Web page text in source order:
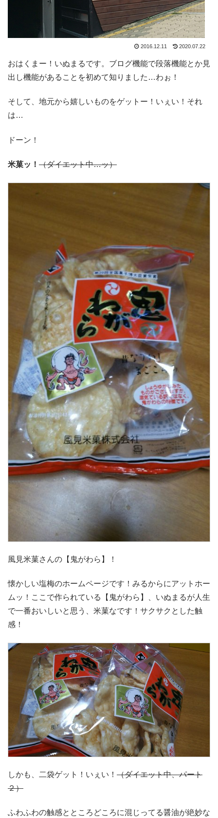
2016.12.11 2020.07.22
おはくまー！いぬまるです。ブログ機能で段落機能とか見
出し機能があることを初めて知りました…わぉ！
そして、地元から嬉しいものをゲットー！いぇい！それ
は…
ドーン！
米菓ッ！ （ダイエット中…ッ）
風見米菓さんの【鬼がわら】！
懐かしい塩梅のホームページです！みるからにアットホー
ムッ！ここで作られている【鬼がわら】、いぬまるが人生
で一番おいしいと思う、米菓なです！サクサクとした触
感！
しかも、二袋ゲット！いぇい！ （ダイエット中、パート
２）
ふわふわの触感とところどころに混じってる醤油が絶妙な